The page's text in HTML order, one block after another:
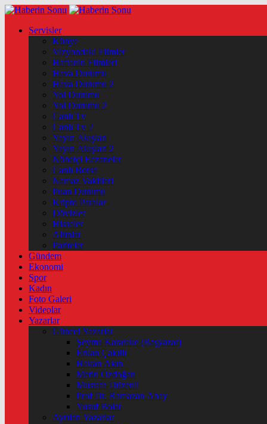
Servisler
Künye
Vizyondaki Filmler
Haftanin Filmleri
Hava Durumu
Hava Durumu 2
Yol Durumu
Yol Durumu 2
Canlı Tv
Canlı Tv 2
Yayın Akışları
Yayın Akışları 2
Nöbetçi Eczaneler
Canlı Borsa
Namaz Vakitleri
Puan Durumu
Kripto Paralar
Dövizler
Hisseler
Altınlar
Pariteler
Gündem
Ekonomi
Spor
Kadın
Foto Galeri
Videolar
Yazarlar
Güncel Yazarlar
Şeyma Karateke (Başyazar)
Erkan Çakıllı
Hakan Akın
Metin Özdoğan
Mustafa Düzenli
Prof Dr. Ramazan Abay
Yusuf Bolat
Ayrılan Yazarlar